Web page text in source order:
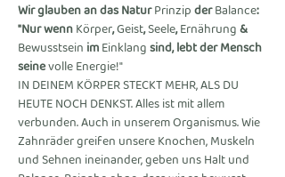
Wir glauben an das Natur Prinzip der Balance:
"Nur wenn Körper, Geist, Seele, Ernährung &
Bewusstsein im Einklang sind, lebt der Mensch
seine volle Energie!"
IN DEINEM KÖRPER STECKT MEHR, ALS DU
HEUTE NOCH DENKST. Alles ist mit allem
verbunden. Auch in unserem Organismus. Wie
Zahnräder greifen unsere Knochen, Muskeln
und Sehnen ineinander, geben uns Halt und